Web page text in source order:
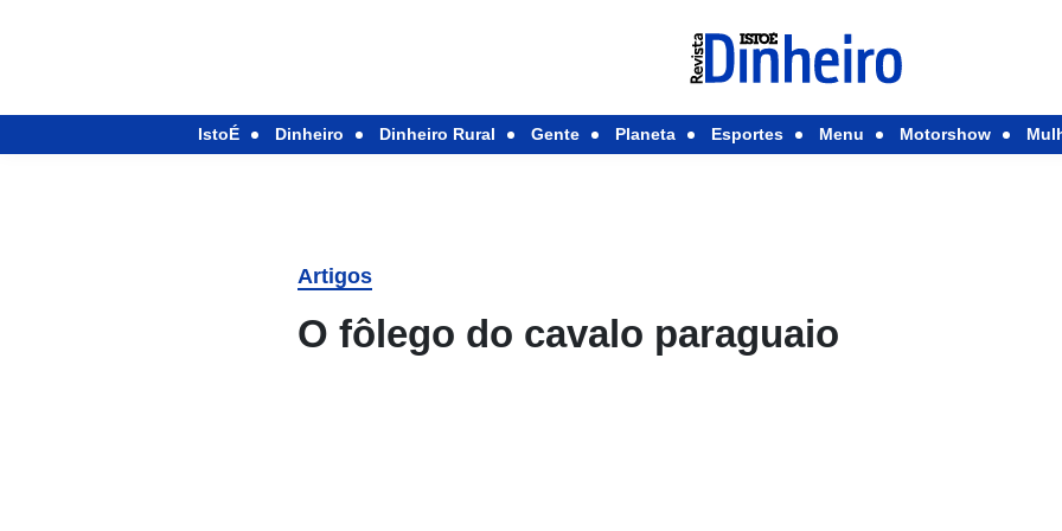
IstoÉ Dinheiro Dinheiro Rural Gente Planeta Esportes Menu Motorshow
Artigos
O fôlego do cavalo paraguaio